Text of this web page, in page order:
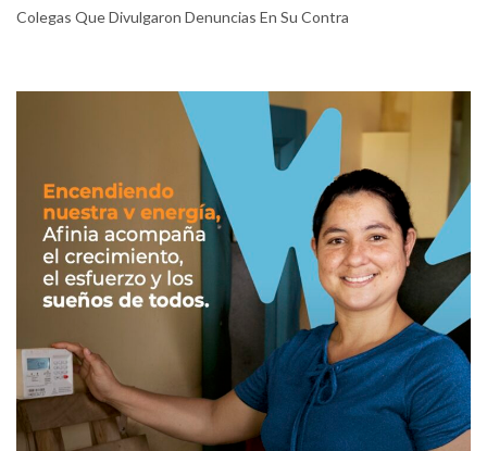
Colegas Que Divulgaron Denuncias En Su Contra